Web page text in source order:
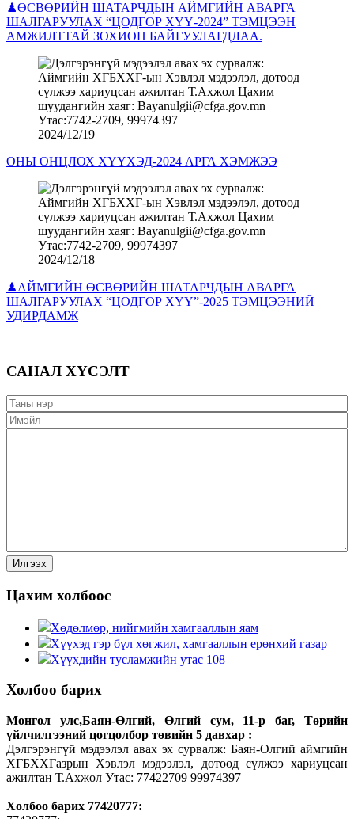
♟ӨСВӨРИЙН ШАТАРЧДЫН АЙМГИЙН АВАРГА
ШАЛГАРУУЛАХ “ЦОДГОР ХҮҮ-2024” ТЭМЦЭЭН
АМЖИЛТТАЙ ЗОХИОН БАЙГУУЛАГДЛАА.
2024/12/19
ОНЫ ОНЦЛОХ ХҮҮХЭД-2024 АРГА ХЭМЖЭЭ
2024/12/18
♟АЙМГИЙН ӨСВӨРИЙН ШАТАРЧДЫН АВАРГА
ШАЛГАРУУЛАХ “ЦОДГОР ХҮҮ”-2025 ТЭМЦЭЭНИЙ
УДИРДАМЖ
САНАЛ ХҮСЭЛТ
Цахим холбоос
Хөдөлмөр, нийгмийн хамгааллын яам
Хүүхэд гэр бүл хөгжил, хамгааллын ерөнхий газар
Хүүхдийн тусламжийн утас 108
Холбоо барих
Монгол улс,Баян-Өлгий, Өлгий сум, 11-р баг, Төрийн
үйлчилгээний цогцолбор төвийн 5 давхар :
Дэлгэрэнгүй мэдээлэл авах эх сурвалж: Баян-Өлгий аймгийн
ХГБХХГазрын Хэвлэл мэдээлэл, дотоод сүлжээ хариуцсан
ажилтан Т.Ахжол Утас: 77422709 99974397
Холбоо барих 77420777: